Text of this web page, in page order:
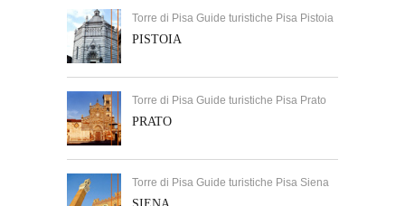
Torre di Pisa Guide turistiche Pisa Pistoia
PISTOIA
Torre di Pisa Guide turistiche Pisa Prato
PRATO
Torre di Pisa Guide turistiche Pisa Siena